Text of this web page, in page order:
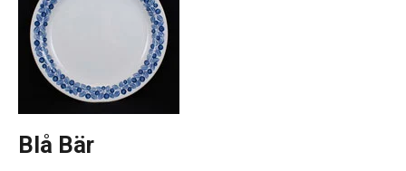
Blå Bär